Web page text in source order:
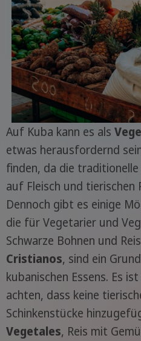
Auf Kuba kann es als
etwas herausfordernd
finden, da die
auf Fleisch und tierischen
Dennoch gibt es einige
die für Vegetarier und
Schwarze Bohnen und
Cristianos, sind ein
kubanischen Essens. Es
achten, dass keine
Schinkenstücke
Vegetales, Reis mit